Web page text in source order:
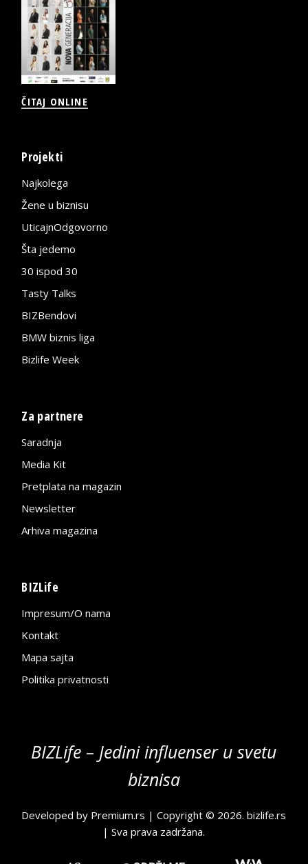
ČITAJ ONLINE
Projekti
Najkolega
Žene u biznisu
UticajnOdgovorno
Šta jedemo
30 ispod 30
Tasty Talks
BIZBendovi
BMW biznis liga
Bizlife Week
Za partnere
Saradnja
Media Kit
Pretplata na magazin
Newsletter
Arhiva magazina
BIZLife
Impresum/O nama
Kontakt
Mapa sajta
Politika privatnosti
BIZLife – Jedini influenser u svetu
biznisa
Developed by Premium.rs | Copyright © 2026.bizlife.rs
| Sva prava zadržana.